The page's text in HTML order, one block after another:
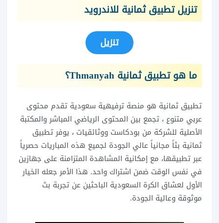
تنزيل تطبيق ثمانية للاندرويد
تنزيل
ما هو تطبيق ثمانية Thmanyah؟
تطبيق ثمانية هو منصة ترفيهية سعودية تقدم محتوى
عربي متنوع ، تجمع بين المحتوى الرياضي المباشر والمكتبة
الأصلية للشركة من بودكاست ووثائقيات ، يوفر تطبيق
ثمانية بثاً مجانياً عالي الجودة لجميع هذه المباريات حصرياً
عبر تطبيقها، مع إمكانية المشاهدة المتزامنة على جهازين
في نفس الوقت ضمن اشتراك واحد. هذا الأمر جعله الخيار
الأول لعشاق الكرة السعودية الباحثين عن تجربة بث
موثوقة وعالية الجودة.